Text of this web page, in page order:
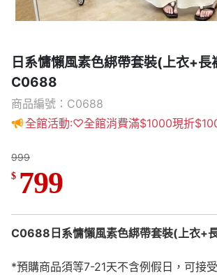
日系慵懶風素色綁帶套裝(上衣+長
C0688
商品編號：C0688
全館活動:♡全館消費滿$1000現折
999
$ 799
C0688日系慵懶風素色綁帶套裝(上衣+
*預購商品須等7-21天不含例假日，可接